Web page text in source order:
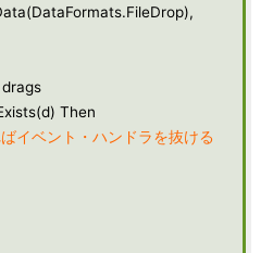
Then
イベント・ハンドラを抜ける